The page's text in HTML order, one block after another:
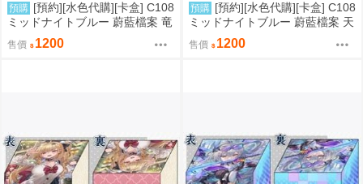
預購 [預約][水色代購][卡盒] C108
ミッドナイトブルー 蔚藍檔案 竜
華キサキ
售價 1200
預購 [預約][水色代購][卡盒] C108
ミッドナイトブルー 蔚藍檔案 天
童ケイ
售價 1200